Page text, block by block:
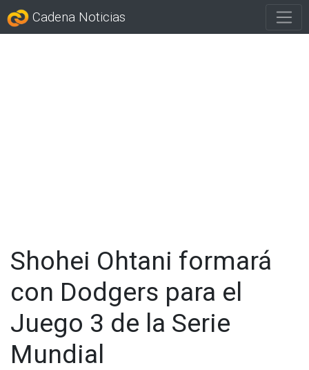
Cadena Noticias
Shohei Ohtani formará
con Dodgers para el
Juego 3 de la Serie
Mundial